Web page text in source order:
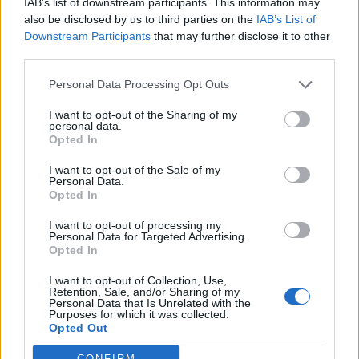
also be disclosed by us to third parties on the IAB’s List of
Downstream Participants that may further disclose it to other
Personal Data Processing Opt Outs
I want to opt-out of the Sharing of my
personal data.
Opted In
I want to opt-out of the Sale of my
Personal Data.
Opted In
I want to opt-out of processing my
Personal Data for Targeted Advertising.
Opted In
I want to opt-out of Collection, Use,
Retention, Sale, and/or Sharing of my
Personal Data that Is Unrelated with the
Purposes for which it was collected.
Opted Out
antiga casa dos Socorros Mútuos
8/08/2026